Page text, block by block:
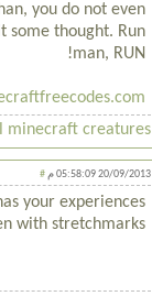
you do not even
some thought. Run
man, RUN!
minecraft creatures
20/09/2013 05:58:09 م #
your experiences
with stretchmarks.